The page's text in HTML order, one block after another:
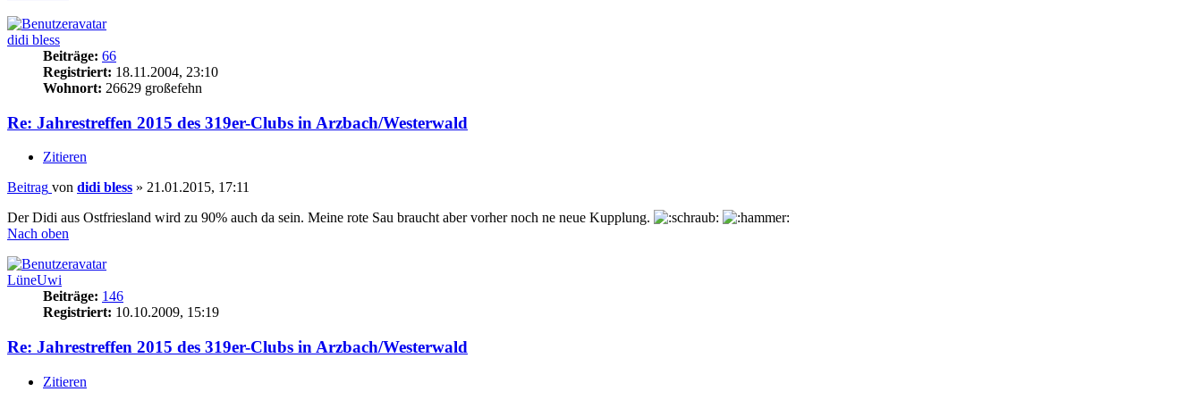
didi bless
Beiträge: 66
Registriert: 18.11.2004, 23:10
Wohnort: 26629 großefehn
Re: Jahrestreffen 2015 des 319er-Clubs in Arzbach/Westerwald
Zitieren
Beitrag von didi bless » 21.01.2015, 17:11
Der Didi aus Ostfriesland wird zu 90% auch da sein. Meine rote Sau braucht aber vorher noch ne neue Kupplung.
Nach oben
LüneUwi
Beiträge: 146
Registriert: 10.10.2009, 15:19
Re: Jahrestreffen 2015 des 319er-Clubs in Arzbach/Westerwald
Zitieren